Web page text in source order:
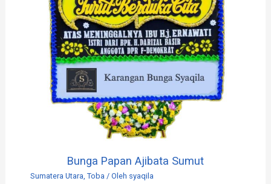
Bunga Papan Ajibata Sumut
Sumatera Utara, Toba/ Oleh syaqila